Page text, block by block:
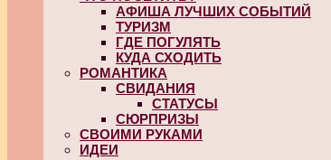
АФИША ЛУЧШИХ СОБЫТИЙ
ТУРИЗМ
ГДЕ ПОГУЛЯТЬ
КУДА СХОДИТЬ
РОМАНТИКА
СВИДАНИЯ
СТАТУСЫ
СЮРПРИЗЫ
СВОИМИ РУКАМИ
ИДЕИ